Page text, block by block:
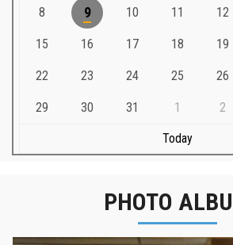
8 9 10 11 12
15 16 17 18 19
22 23 24 25 26
29 30 31 1 2
Today
PHOTO